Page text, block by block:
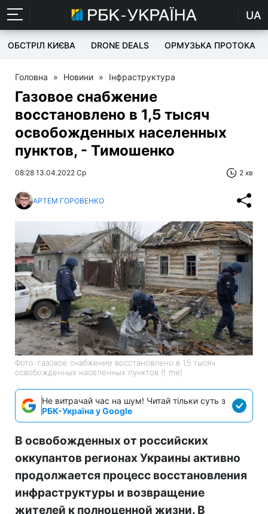
UA
ОБСТРІЛ КИЄВА DRONE DEALS ОРМУЗЬКА ПРОТОКА
Головна » Новини » Інфраструктура
Газовое снабжение
восстановлено в 1,5 тысяч
освобожденных населенных
пунктов, - Тимошенко
08:28 13.04.2022 Ср 2 хв
АРТЕМ ГОРОВЕНКО
Фото: газовое снабжение восстановлено в 1,5 тысяч
освобожденных населенных пунктов (t me)
Не витрачай час на шум! Читай тільки суть з
РБК-Україна у Google
В освобожденных от российских
оккупантов регионах Украины активно
продолжается процесс восстановления
инфраструктуры и возвращение
жителей к полноценной жизни. В